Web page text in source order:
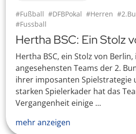
#Fußball #DFBPokal #Herren
#Fussball
Hertha BSC: Ein Stolz
Hertha BSC, ein Stolz von
angesehensten Teams der 2.
ihrer imposanten Spielstrategie
starken Spielerkader hat das
Vergangenheit einige ...
mehr anzeigen